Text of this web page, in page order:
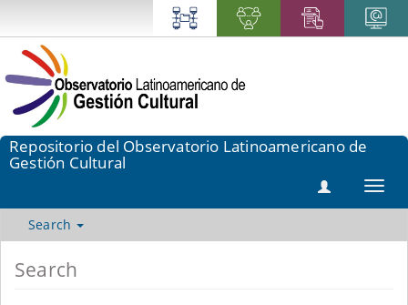
Repositorio del Observatorio Latinoamericano de
Gestión Cultural
Search
Search